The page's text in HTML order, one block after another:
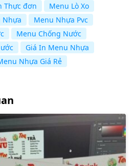
Thực đơn
Menu Lò Xo
Nhựa
Menu Nhựa Pvc
Menu Chống Nước
Giá In Menu Nhựa
Nhựa Giá Rẻ